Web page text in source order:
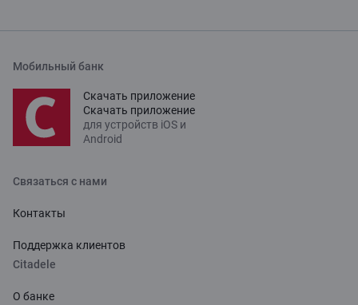
Мобильный банк
Скачать приложение
Скачать приложение
для устройств iOS и
Android
Связаться с нами
Контакты
Поддержка клиентов
Citadele
О банке